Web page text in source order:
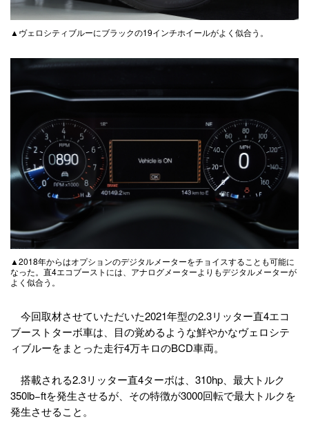
▲ヴェロシティブルーにブラックの19インチホイールがよく似合う。
▲2018年からはオプションのデジタルメーターをチョイスすることも可能に
なった。直4エコブーストには、アナログメーターよりもデジタルメーターが
よく似合う。
今回取材させていただいた2021年型の2.3リッター直4エコ
ブーストターボ車は、目の覚めるような鮮やかなヴェロシテ
ィブルーをまとった走行4万キロのBCD車両。
搭載される2.3リッター直4ターボは、310hp、最大トルク
350lb−ftを発生させるが、その特徴が3000回転で最大トルクを
発生させること。